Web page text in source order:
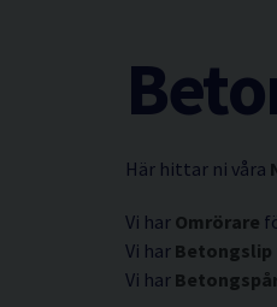
Här hittar ni våra
Vi har Omrörare
Vi har Betongslip
Vi har